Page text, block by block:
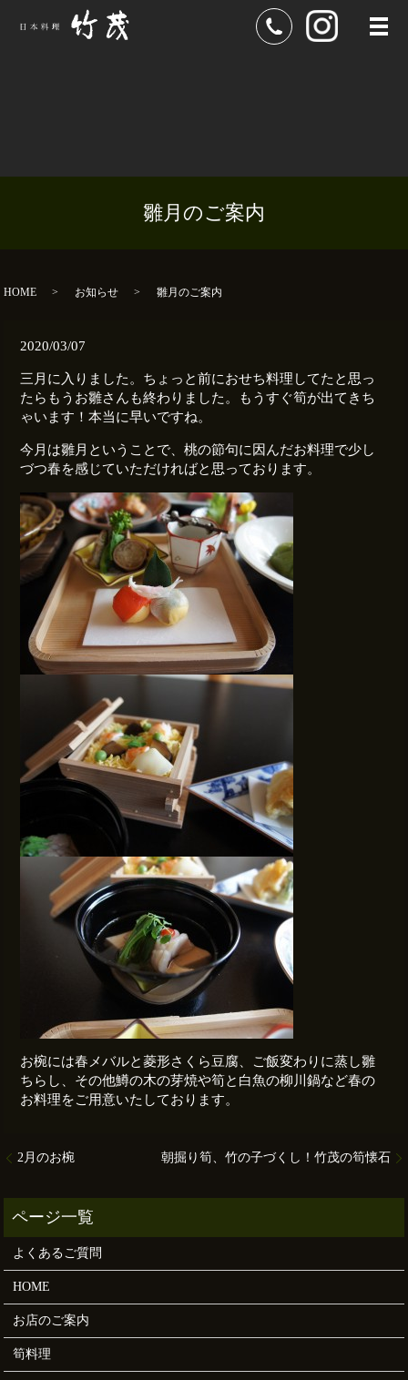
メ
雛月のご案内
HOME お知らせ 雛月のご案内
2020/03/07
三月に入りました。ちょっと前におせち料理してたと思っ
たらもうお雛さんも終わりました。もうすぐ筍が出てきち
ゃいます！本当に早いですね。
今月は雛月ということで、桃の節句に因んだお料理で少し
づつ春を感じていただければと思っております。
お椀には春メバルと菱形さくら豆腐、ご飯変わりに蒸し雛
ちらし、その他鱒の木の芽焼や筍と白魚の柳川鍋など春の
お料理をご用意いたしております。
2月のお椀 朝掘り筍、竹の子づくし！竹茂の筍懐石
よくあるご質問
HOME
お店のご案内
筍料理